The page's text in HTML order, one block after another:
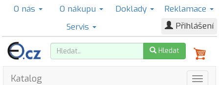
O nás O nákupu Doklady
Reklamace
Servis
Přihlášení
Hledat
Katalog